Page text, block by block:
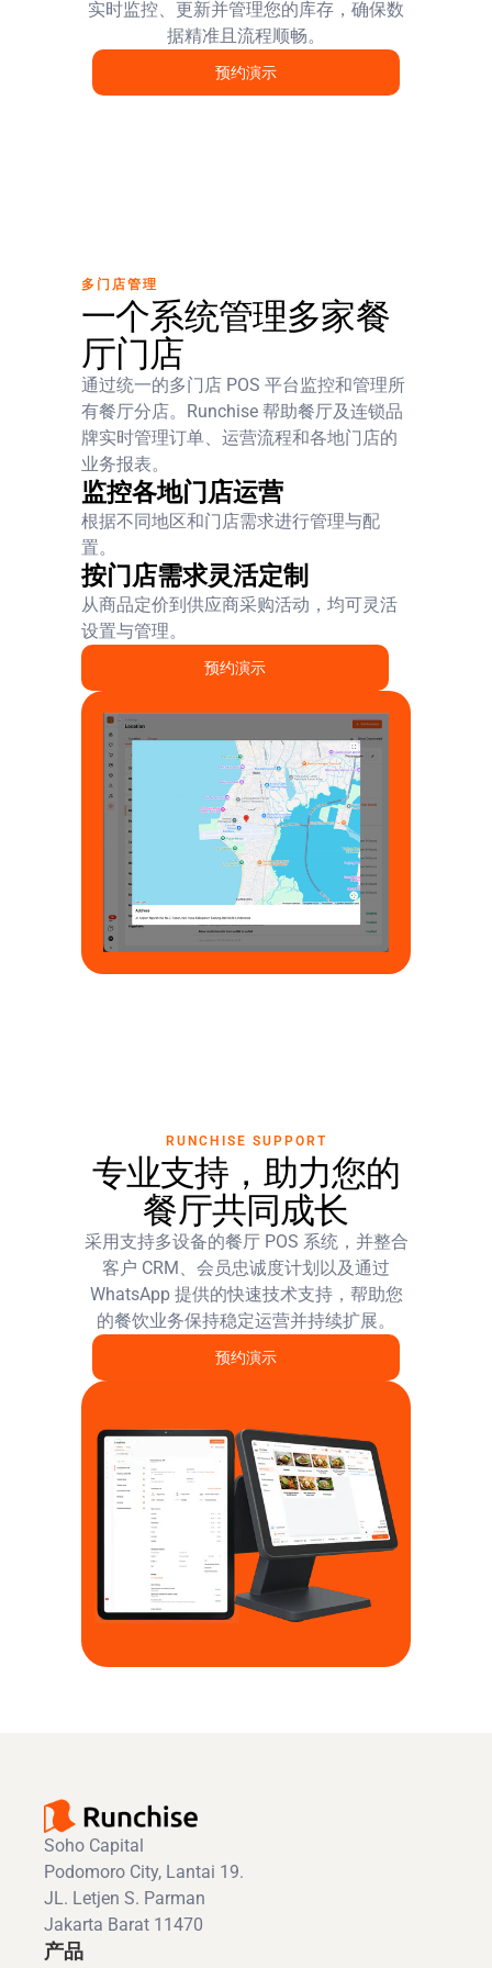
实时监控、更新并管理您的库存，确保数
据精准且流程顺畅。
预约演示
多门店管理
一个系统管理多家餐
厅门店
通过统一的多门店 POS 平台监控和管理所
有餐厅分店。Runchise 帮助餐厅及连锁品
牌实时管理订单、运营流程和各地门店的
业务报表。
监控各地门店运营
根据不同地区和门店需求进行管理与配
置。
按门店需求灵活定制
从商品定价到供应商采购活动，均可灵活
设置与管理。
预约演示
RUNCHISE SUPPORT
专业支持，助力您的
餐厅共同成长
采用支持多设备的餐厅 POS 系统，并整合
客户 CRM、会员忠诚度计划以及通过
WhatsApp 提供的快速技术支持，帮助您
的餐饮业务保持稳定运营并持续扩展。
预约演示
Soho Capital
Podomoro City, Lantai 19.
JL. Letjen S. Parman
Jakarta Barat 11470
产品